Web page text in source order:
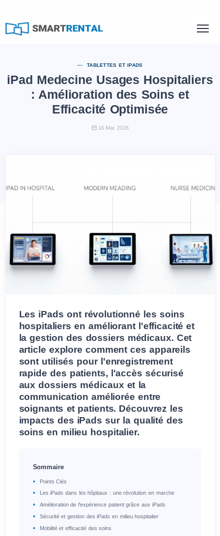
TABLETTES ET IPADS
iPad Medecine Usages Hospitaliers
: Amélioration des Soins et
Efficacité Optimisée
16 Mar 2026
Les iPads ont révolutionné les soins
hospitaliers en améliorant l'efficacité et
la gestion des dossiers médicaux. Cet
article explore comment ces appareils
sont utilisés pour l'enregistrement
rapide des patients, l'accès sécurisé
aux dossiers médicaux et la
communication améliorée entre
soignants et patients. Découvrez les
impacts des iPads sur la qualité des
soins en milieu hospitalier.
Sommaire
Points Clés
Les iPads dans les hôpitaux : une révolution en marche
Amélioration de l'expérience patient grâce aux iPads
Sécurité et gestion des iPads en milieu hospitalier
Mobilité et efficacité des soins